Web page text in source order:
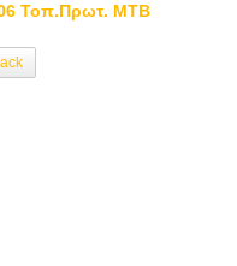
Τοπ.Πρωτ. MTB